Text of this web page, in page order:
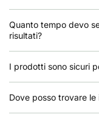
Quanto tempo devo
risultati?
I prodotti sono sicuri
Dove posso trovare